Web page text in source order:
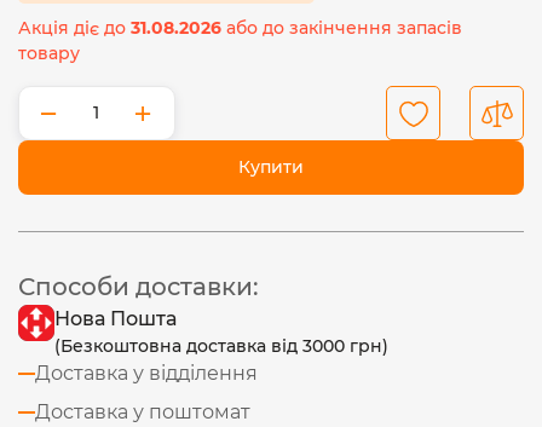
Акція діє до 31.08.2026 або до закінчення запасів
товару
− +
Купити
Способи доставки:
Нова Пошта
(Безкоштовна доставка від 3000 грн)
Доставка у відділення
Доставка у поштомат